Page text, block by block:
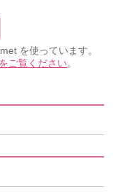
を使っています。
ご覧ください。